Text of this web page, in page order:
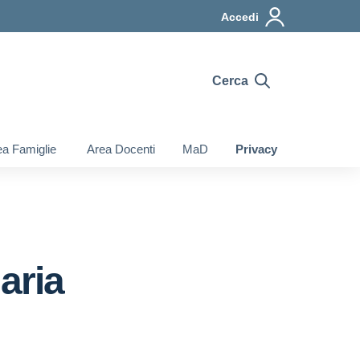
Accedi
Cerca
Famiglie Area Docenti MaD Privacy